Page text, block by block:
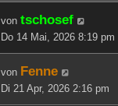
von tschosef
Do 14 Mai, 2026 8:19 pm
von Fenne
Di 21 Apr, 2026 2:16 pm